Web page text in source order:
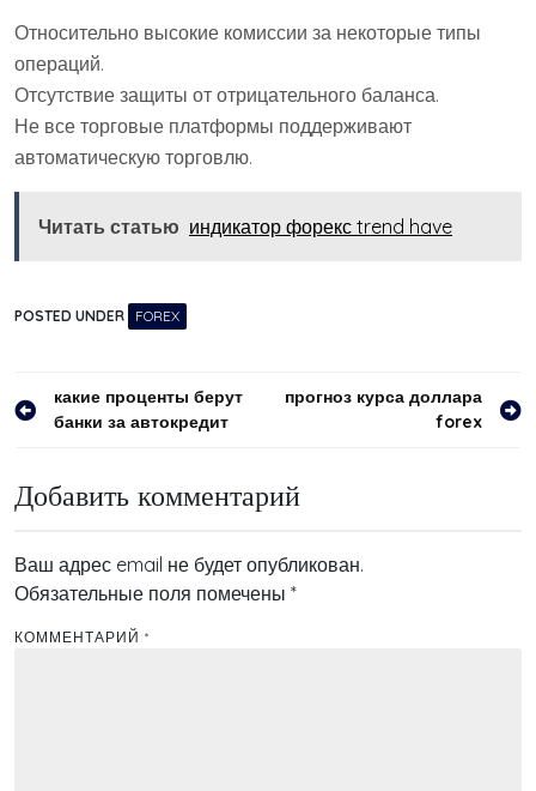
Относительно высокие комиссии за некоторые типы
операций.
Отсутствие защиты от отрицательного баланса.
Не все торговые платформы поддерживают
автоматическую торговлю.
Читать статью индикатор форекс trend have
POSTED UNDER FOREX
Навигация
какие проценты берут
банки за автокредит
прогноз курса доллара
forex
Добавить комментарий
Ваш адрес email не будет опубликован.
Обязательные поля помечены *
КОММЕНТАРИЙ *